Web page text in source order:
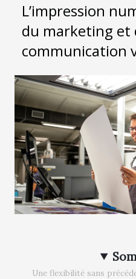
L’impression
du marketing et
communication
Une flexibilité sans